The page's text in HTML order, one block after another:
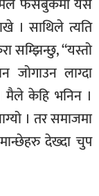
। साथिले त्यति
सम्झिन्छु, “यस्तो
लाग्दा
मैले केहि भनिन ।
। तर समाजमा
देख्दा चुप